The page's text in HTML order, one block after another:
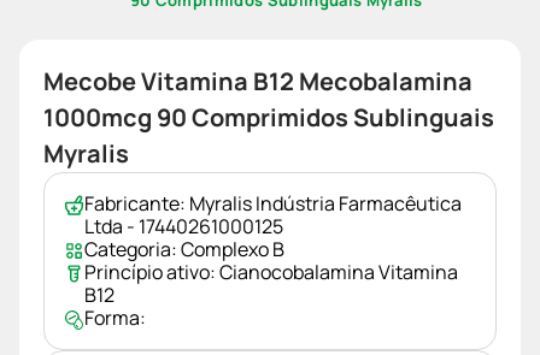
Mecobe Vitamina B12 Mecobalamina
1000mcg 90 Comprimidos Sublinguais
Myralis
Fabricante: Myralis Indústria Farmacêutica
Ltda - 17440261000125
Categoria:Complexo B
Princípio ativo:Cianocobalamina Vitamina
B12
Forma: